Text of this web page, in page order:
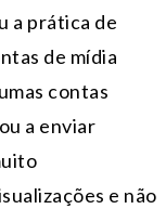
a prática de
de mídia
contas
a enviar
e não